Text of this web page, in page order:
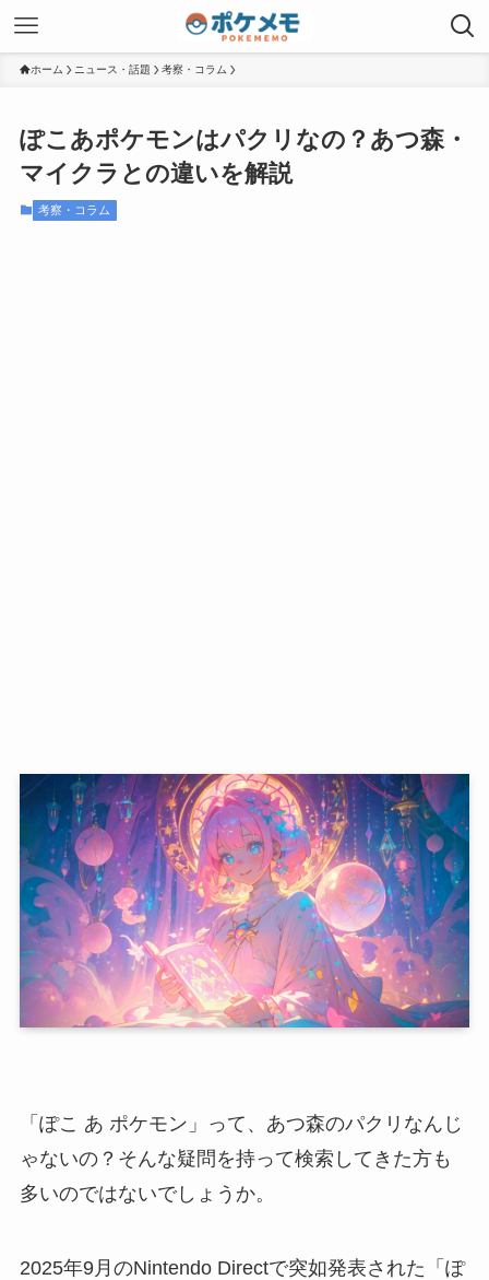
ホーム ニュース・話題 考察・コラム
ぽこあポケモンはパクリなの？あつ森・
マイクラとの違いを解説
考察・コラム
「ぽこ あ ポケモン」って、あつ森のパクリなんじ
ゃないの？そんな疑問を持って検索してきた方も
多いのではないでしょうか。
2025年9月のNintendo Directで突如発表された「ぽ